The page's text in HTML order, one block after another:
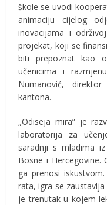
škole se uvodi
animaciju cijelog
inovacijama i
projekat, koji se
biti prepoznat kao
učenicima i
Numanović,
kantona.
„Odiseja mira” je
laboratorija za
saradnji s mladima
Bosne i
ga prenosi
rata, igra se
je trenutak u kojem